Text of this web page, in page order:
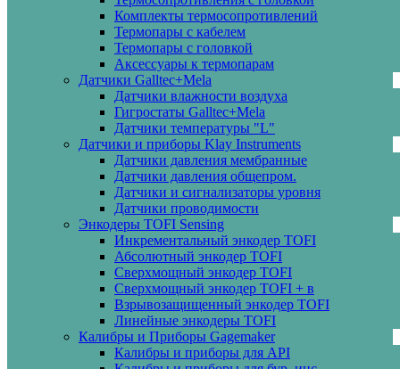
Комплекты термосопротивлений
Термопары с кабелем
Термопары с головкой
Аксессуары к термопарам
Датчики Galltec+Mela
Датчики влажности воздуха
Гигростаты Galltec+Mela
Датчики температуры "L"
Датчики и приборы Klay Instruments
Датчики давления мембранные
Датчики давления общепром.
Датчики и сигнализаторы уровня
Датчики проводимости
Энкодеры TOFI Sensing
Инкрементальный энкодер TOFI
Абсолютный энкодер TOFI
Сверхмощный энкодер TOFI
Сверхмощный энкодер TOFI + в
Взрывозащищенный энкодер TOFI
Линейные энкодеры TOFI
Калибры и Приборы Gagemaker
Калибры и приборы для API